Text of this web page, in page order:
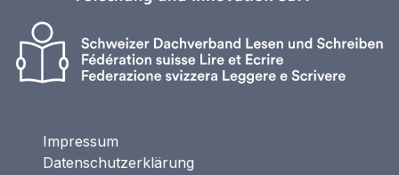
Impressum
Datenschutzerklärung